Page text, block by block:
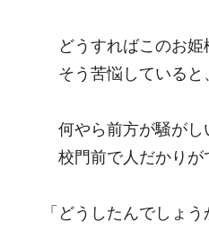
どうすればこのお姫
そう苦悩していると
何やら前方が騒がし
校門前で人だかりが
「どうしたんでしょう